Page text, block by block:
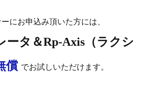
にお申込み頂いた方には、
ータ＆Rp-Axis（ラクシ
償 でお試しいただけます。